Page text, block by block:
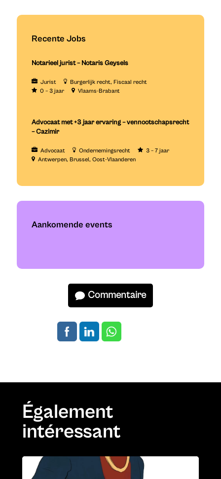
Recente Jobs
Notarieel jurist – Notaris Geysels
Jurist Burgerlijk recht
Fiscaal recht
0 – 3 jaar
Vlaams-Brabant
Advocaat met +3 jaar ervaring – vennootschapsrecht
– Cazimir
Advocaat Ondernemingsrecht
3 – 7 jaar
Antwerpen
Brussel Oost-Vlaanderen
Aankomende events
Commentaire
Également
intéressant